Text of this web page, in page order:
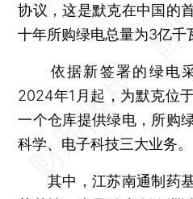
协议，这是默克在中国的
十年所购绿电总量为3亿千
依据新签署的绿电采
2024年1月起，为默克位
一个仓库提供绿电，所购
科学、电子科技三大业务。
其中，江苏南通制药基